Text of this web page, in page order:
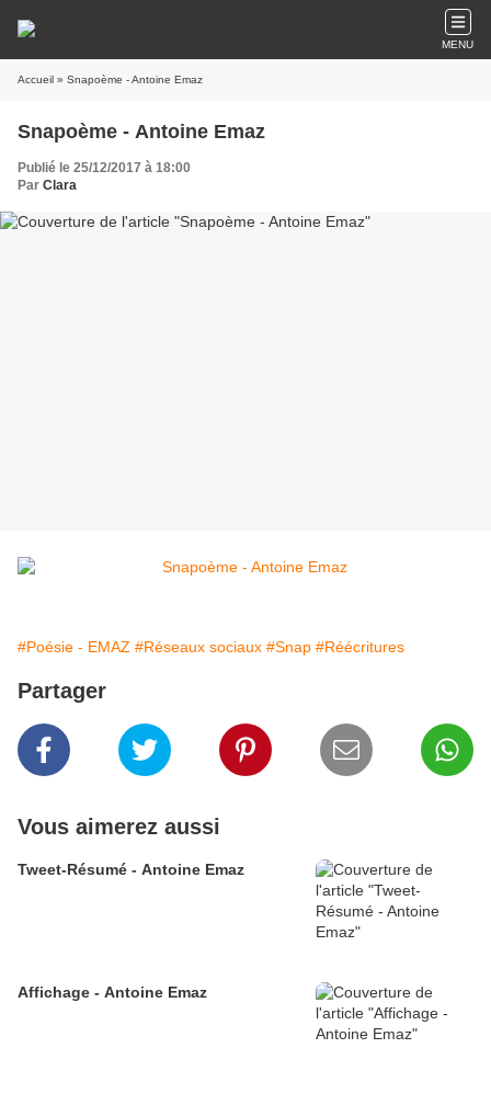
MENU
Accueil » Snapoème - Antoine Emaz
Snapoème - Antoine Emaz
Publié le 25/12/2017 à 18:00
Par Clara
#Poésie - EMAZ #Réseaux sociaux #Snap #Réécritures
Partager
Vous aimerez aussi
Tweet-Résumé - Antoine Emaz
Affichage - Antoine Emaz